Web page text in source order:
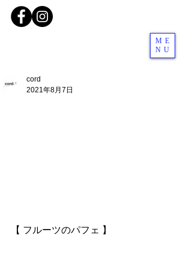
ME
NU
cord
2021年8月7日
【 フルーツのパフェ 】